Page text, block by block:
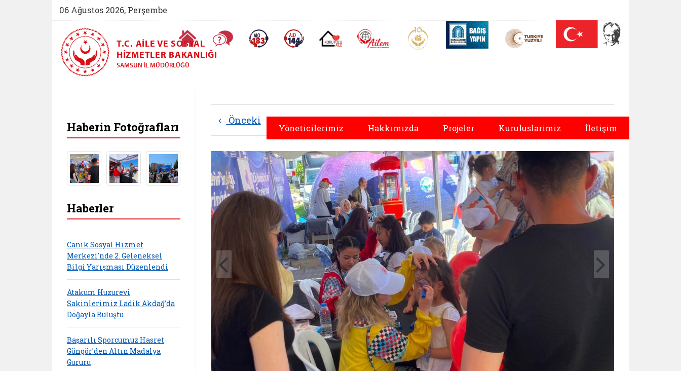
06 Ağustos 2026, Perşembe
Ana Sayfa Sıkça Sorulan SorularAlo 183 (yeni sekmede açılır)Alo 144 (yeni sekmede açılır)Koruyucu Aile (yeni sekmede açılır)
AİLEM İletişim Merkezi (yeni sekmede açılır)
Aile ve Nüfus On Yılı (yeni sekmede açılır)Darülaceze bağış sayfası (yeni sekmede açılır)
T.C. AILE VE SOSYAL
HIZMETLER BAKANLIĞI
SAMSUN İL MÜDÜRLÜĞÜ
Yöneticilerimiz Hakkımızda Projeler Kuruluslarimiz İletişim
Önceki Sonraki
Haberin Fotoğrafları
Haberler
Canik Sosyal Hizmet
Merkezi'nde 2. Geleneksel
Bilgi Yarışması Düzenlendi
Atakum Huzurevi
Sakinlerimiz Ladik Akdağ'da
Doğayla Buluştu
Başarılı Sporcumuz Hasret
Güngör’den Altın Madalya
Gururu